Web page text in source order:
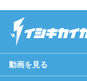
動画を見る